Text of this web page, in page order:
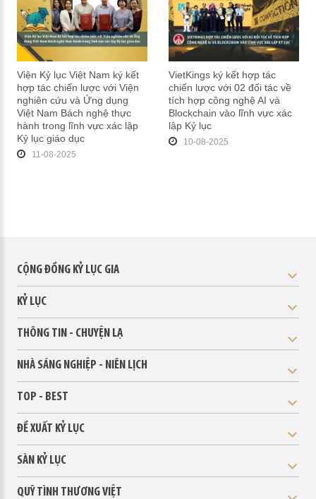
Viện Kỷ lục Việt Nam ký kết
hợp tác chiến lược với Viện
nghiên cứu và Ứng dụng
Việt Nam Bách nghệ thực
hành trong lĩnh vực xác lập
Kỷ lục giáo dục
11-08-2025
VietKings ký kết hợp tác
chiến lược với 02 đối tác về
tích hợp công nghệ AI và
Blockchain vào lĩnh vực xác
lập Kỷ lục
10-08-2025
CỘNG ĐỒNG KỶ LỤC GIA
KỶ LỤC
THÔNG TIN - CHUYỆN LẠ
NHÀ SÁNG NGHIỆP - NIÊN LỊCH
TOP - BEST
ĐỀ XUẤT KỶ LỤC
SÀN KỶ LỤC
QUỸ TÌNH THƯƠNG VIỆT